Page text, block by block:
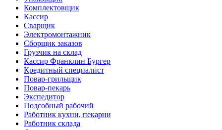
Комплектовщик
Кассир
Сварщик
Электромонтажник
Сборщик заказов
Грузчик на склад
Кассир Франклин Бургер
Кредитный специалист
Повар-грильщик
Повар-пекарь
Экспедитор
Подсобный рабочий
Работник кухни, пекарни
Работник склада